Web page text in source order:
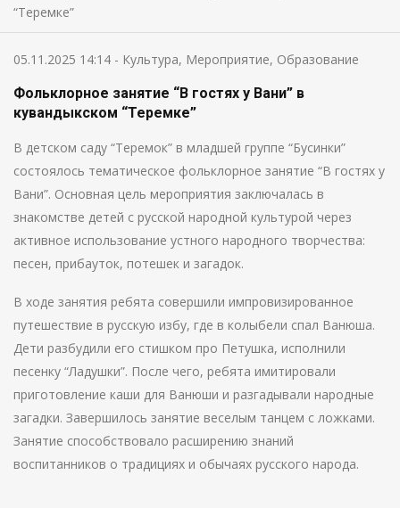
“Теремке”
05.11.2025 14:14 - Культура, Мероприятие, Образование
Фольклорное занятие “В гостях у Вани” в
кувандыкском “Теремке”
В детском саду “Теремок” в младшей группе “Бусинки”
состоялось тематическое фольклорное занятие “В гостях у
Вани”. Основная цель мероприятия заключалась в
знакомстве детей с русской народной культурой через
активное использование устного народного творчества:
песен, прибауток, потешек и загадок.
В ходе занятия ребята совершили импровизированное
путешествие в русскую избу, где в колыбели спал Ванюша.
Дети разбудили его стишком про Петушка, исполнили
песенку “Ладушки”. После чего, ребята имитировали
приготовление каши для Ванюши и разгадывали народные
загадки. Завершилось занятие веселым танцем с ложками.
Занятие способствовало расширению знаний
воспитанников о традициях и обычаях русского народа.